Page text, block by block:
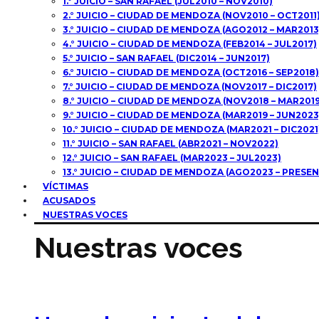
2.° JUICIO – CIUDAD DE MENDOZA (NOV2010 – OCT2011)
3.° JUICIO – CIUDAD DE MENDOZA (AGO2012 –
4.° JUICIO – CIUDAD DE MENDOZA (FEB2014 – JUL2017)
5.° JUICIO – SAN RAFAEL (DIC2014 – JUN2017)
6.° JUICIO – CIUDAD DE MENDOZA (OCT2016 – SEP2018)
7.° JUICIO – CIUDAD DE MENDOZA (NOV2017 – DIC2017)
8.° JUICIO – CIUDAD DE MENDOZA (NOV2018 –
9.° JUICIO – CIUDAD DE MENDOZA (MAR2019 –
10.° JUICIO – CIUDAD DE MENDOZA (MAR2021 –
11.° JUICIO – SAN RAFAEL (ABR2021 – NOV2022)
12.° JUICIO – SAN RAFAEL (MAR2023 – JUL2023)
13.° JUICIO – CIUDAD DE MENDOZA (AGO2023 –
VÍCTIMAS
ACUSADOS
NUESTRAS VOCES
Nuestras voces